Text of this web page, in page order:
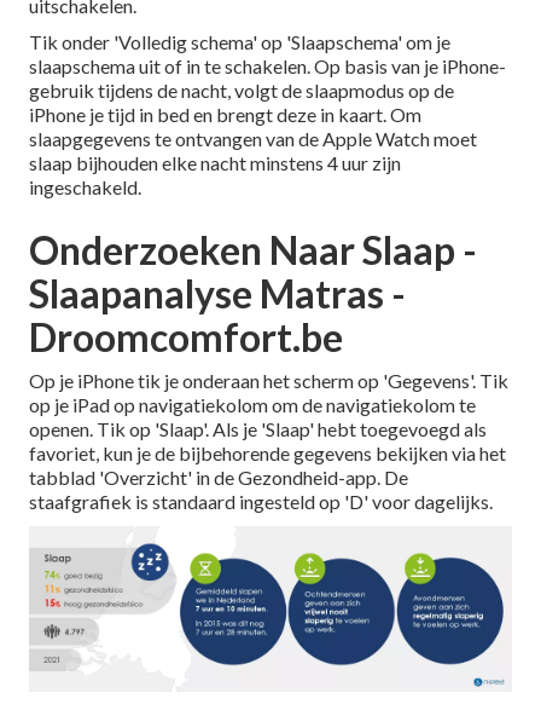
uitschakelen.
Tik onder 'Volledig schema' op 'Slaapschema' om je
slaapschema uit of in te schakelen. Op basis van je iPhone-
gebruik tijdens de nacht, volgt de slaapmodus op de
iPhone je tijd in bed en brengt deze in kaart. Om
slaapgegevens te ontvangen van de Apple Watch moet
slaap bijhouden elke nacht minstens 4 uur zijn
ingeschakeld.
Onderzoeken Naar Slaap -
Slaapanalyse Matras -
Droomcomfort.be
Op je iPhone tik je onderaan het scherm op 'Gegevens'. Tik
op je iPad op navigatiekolom om de navigatiekolom te
openen. Tik op 'Slaap'. Als je 'Slaap' hebt toegevoegd als
favoriet, kun je de bijbehorende gegevens bekijken via het
tabblad 'Overzicht' in de Gezondheid-app. De
staafgrafiek is standaard ingesteld op 'D' voor dagelijks.